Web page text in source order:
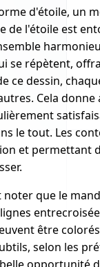
d'étoile, un
de l'étoile est
se répètent,
ce dessin,
Cela
le tout. Les
et permettant
que le
être
selon les